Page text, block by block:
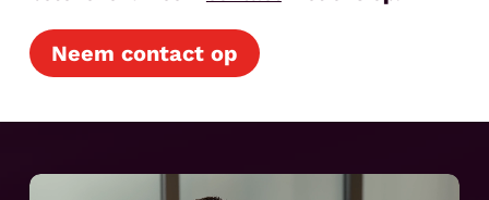
Neem contact op
Play